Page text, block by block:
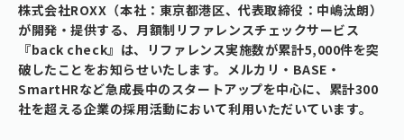
株式会社ROXX（本社：東京都港区、代表取締役：中嶋汰朗）
が開発・提供する、月額制リファレンスチェックサービス
『back check』は、リファレンス実施数が累計5,000件を突
破したことをお知らせいたします。メルカリ・BASE・
SmartHRなど急成長中のスタートアップを中心に、累計300
社を超える企業の採用活動において利用いただいています。